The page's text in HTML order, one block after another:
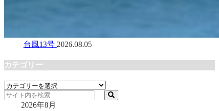
台風13号 2026.08.05
カテゴリー
カ
テ
2026年8月